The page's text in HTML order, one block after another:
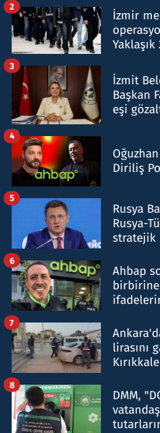
İzmir
2
İzmit
Başkan
eşi
3
Diriliş
4
Rusya
Rusya-
stratejik
5
Ahbap
6
lirasını
7
DMM,
8